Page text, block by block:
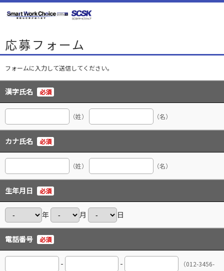
応募フォーム
フォームに入力して送信してください。
漢字氏名 必須
（姓） （名）
カナ氏名 必須
（姓） （名）
生年月日 必須
年 月 日
電話番号 必須
- -
（012-3456-